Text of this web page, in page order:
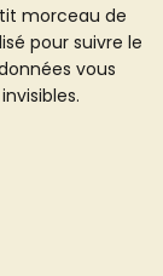
morceau de
pour suivre le
vous